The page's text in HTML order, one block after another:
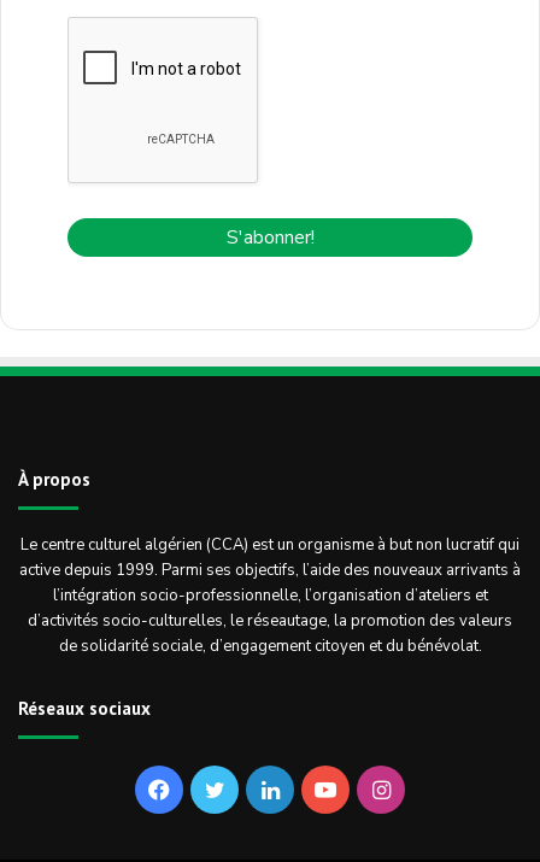
À propos
Le centre culturel algérien (CCA) est un organisme à but non lucratif qui
active depuis 1999. Parmi ses objectifs, l’aide des nouveaux arrivants à
l’intégration socio-professionnelle, l’organisation d’ateliers et
d’activités socio-culturelles, le réseautage, la promotion des valeurs
de solidarité sociale, d’engagement citoyen et du bénévolat.
Réseaux sociaux
FacebookTwitterLinkedinYouTubeInstagram